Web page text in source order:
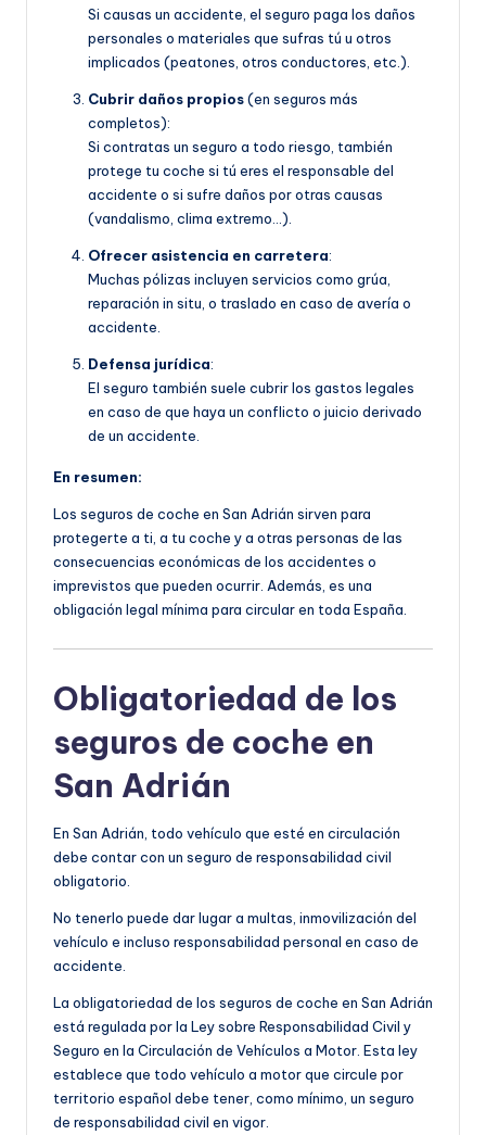
Si causas un accidente, el seguro paga los daños
personales o materiales que sufras tú u otros
implicados (peatones, otros conductores, etc.).
Cubrir daños propios(en seguros más
completos):
Si contratas un seguro a todo riesgo, también
protege tu coche si tú eres el responsable del
accidente o si sufre daños por otras causas
(vandalismo, clima extremo…).
Ofrecer asistencia en carretera:
Muchas pólizas incluyen servicios como grúa,
reparación in situ, o traslado en caso de avería o
accidente.
Defensa jurídica:
El seguro también suele cubrir los gastos legales
en caso de que haya un conflicto o juicio derivado
de un accidente.
En resumen:
Los seguros de coche en San Adrián sirven para
protegerte a ti, a tu coche y a otras personas de las
consecuencias económicas de los accidentes o
imprevistos que pueden ocurrir. Además, es una
obligación legal mínima para circular en toda España.
Obligatoriedad de los
seguros de coche en
San Adrián
En San Adrián, todo vehículo que esté en circulación
debe contar con un seguro de responsabilidad civil
obligatorio.
No tenerlo puede dar lugar a multas, inmovilización del
vehículo e incluso responsabilidad personal en caso de
accidente.
La obligatoriedad de los seguros de coche en San Adrián
está regulada por la Ley sobre Responsabilidad Civil y
Seguro en la Circulación de Vehículos a Motor. Esta ley
establece que todo vehículo a motor que circule por
territorio español debe tener, como mínimo, un seguro
de responsabilidad civil en vigor.